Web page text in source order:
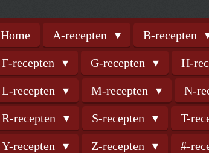
Home A-recepten B-recepten
F-recepten G-recepten H-
L-recepten M-recepten N-
R-recepten S-recepten T-
Y-recepten Z-recepten #-